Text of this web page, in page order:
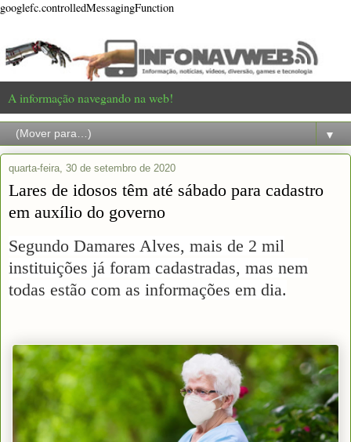
googlefc.controlledMessagingFunction
A informação navegando na web!
▼
quarta-feira, 30 de setembro de 2020
Lares de idosos têm até sábado para cadastro
em auxílio do governo
Segundo Damares Alves, mais de 2 mil
instituições já foram cadastradas, mas nem
todas estão com as informações em dia.